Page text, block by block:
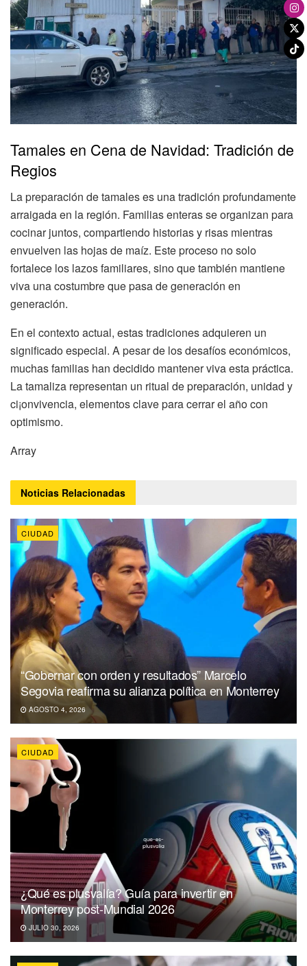
Tamales en Cena de Navidad: Tradición de
Regios
La preparación de tamales es una tradición profundamente
arraigada en la región. Familias enteras se organizan para
cocinar juntos, compartiendo historias y risas mientras
envuelven las hojas de maíz. Este proceso no solo
fortalece los lazos familiares, sino que también mantiene
viva una costumbre que pasa de generación en
generación.
En el contexto actual, estas tradiciones adquieren un
significado especial. A pesar de los desafíos económicos,
muchas familias han decidido mantener viva esta práctica.
La tamaliza representan un ritual de preparación, unidad y
ci¡onvivencia, elementos clave para cerrar el año con
optimismo.
Array
Noticias Relacionadas
CIUDAD
“Gobernar con orden y resultados” Marcelo
Segovia reafirma su alianza política en Monterrey
AGOSTO 4, 2026
CIUDAD
¿Qué es plusvalía? Guía para invertir en
Monterrey post-Mundial 2026
JULIO 30, 2026